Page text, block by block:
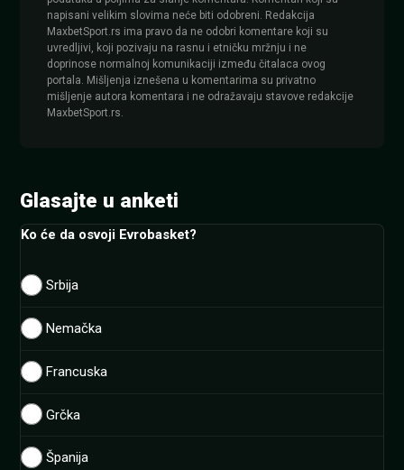
napisani velikim slovima neće biti odobreni. Redakcija
MaxbetSport.rs ima pravo da ne odobri komentare koji su
uvredljivi, koji pozivaju na rasnu i etničku mržnju i ne
doprinose normalnoj komunikaciji između čitalaca ovog
portala. Mišljenja iznešena u komentarima su privatno
mišljenje autora komentara i ne odražavaju stavove redakcije
MaxbetSport.rs.
Glasajte u anketi
Ko će da osvoji Evrobasket?
Srbija
Nemačka
Francuska
Grčka
Španija